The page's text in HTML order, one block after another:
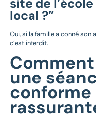
site de
local ?”
Oui, si la famille a donné son
c’est interdit.
une
conforme